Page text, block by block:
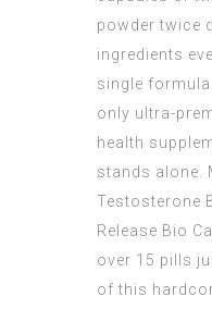
powder twice
ingredients
single
only ultra-
health
stands alone.
Testosterone
Release Bio
over 15 pills
of this